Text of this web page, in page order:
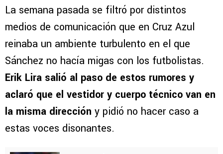
La semana pasada se filtró por distintos
medios de comunicación que en Cruz Azul
reinaba un ambiente turbulento en el que
Sánchez no hacía migas con los futbolistas.
Erik Lira salió al paso de estos rumores y
aclaró que el vestidor y cuerpo técnico van en
la misma dirección y pidió no hacer caso a
estas voces disonantes.